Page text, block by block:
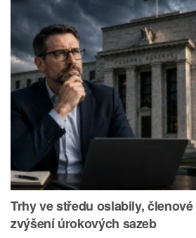
Trhy ve středu oslabily,
zvýšení úrokových sazeb